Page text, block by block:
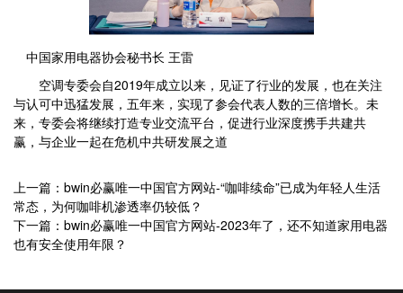
中国家用电器协会秘书长 王雷
空调专委会自2019年成立以来，见证了行业的发展，也在关注
与认可中迅猛发展，五年来，实现了参会代表人数的三倍增长。未
来，专委会将继续打造专业交流平台，促进行业深度携手共建共
赢，与企业一起在危机中共研发展之道
上一篇：bwin必赢唯一中国官方网站-“咖啡续命”已成为年轻人生活
常态，为何咖啡机渗透率仍较低？
下一篇：bwin必赢唯一中国官方网站-2023年了，还不知道家用电器
也有安全使用年限？